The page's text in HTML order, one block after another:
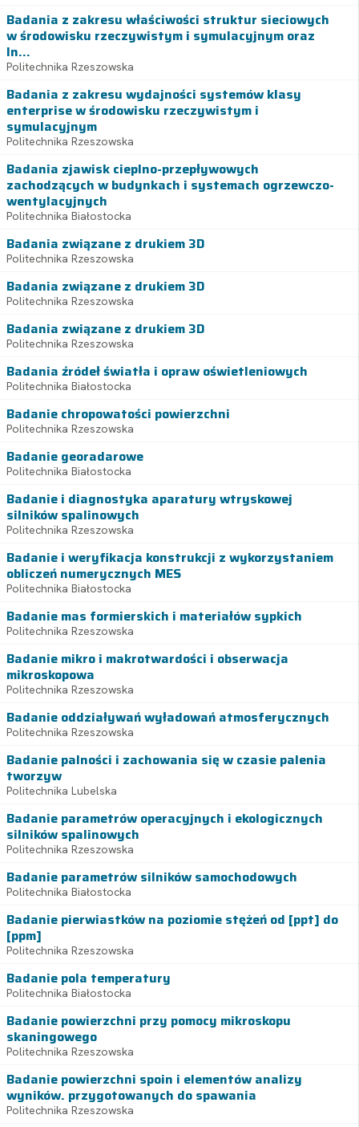
Badania z zakresu właściwości struktur sieciowych
w środowisku rzeczywistym i symulacyjnym oraz
In...
Politechnika Rzeszowska
Badania z zakresu wydajności systemów klasy
enterprise w środowisku rzeczywistym i
symulacyjnym
Politechnika Rzeszowska
Badania zjawisk cieplno-przepływowych
zachodzących w budynkach i systemach ogrzewczo-
wentylacyjnych
Politechnika Białostocka
Badania związane z drukiem 3D
Politechnika Rzeszowska
Badania związane z drukiem 3D
Politechnika Rzeszowska
Badania związane z drukiem 3D
Politechnika Rzeszowska
Badania źródeł światła i opraw oświetleniowych
Politechnika Białostocka
Badanie chropowatości powierzchni
Politechnika Rzeszowska
Badanie georadarowe
Politechnika Białostocka
Badanie i diagnostyka aparatury wtryskowej
silników spalinowych
Politechnika Rzeszowska
Badanie i weryfikacja konstrukcji z wykorzystaniem
obliczeń numerycznych MES
Politechnika Białostocka
Badanie mas formierskich i materiałów sypkich
Politechnika Rzeszowska
Badanie mikro i makrotwardości i obserwacja
mikroskopowa
Politechnika Rzeszowska
Badanie oddziaływań wyładowań atmosferycznych
Politechnika Rzeszowska
Badanie palności i zachowania się w czasie palenia
tworzyw
Politechnika Lubelska
Badanie parametrów operacyjnych i ekologicznych
silników spalinowych
Politechnika Rzeszowska
Badanie parametrów silników samochodowych
Politechnika Białostocka
Badanie pierwiastków na poziomie stężeń od [ppt] do
[ppm]
Politechnika Rzeszowska
Badanie pola temperatury
Politechnika Białostocka
Badanie powierzchni przy pomocy mikroskopu
skaningowego
Politechnika Rzeszowska
Badanie powierzchni spoin i elementów analizy
wyników. przygotowanych do spawania
Politechnika Rzeszowska